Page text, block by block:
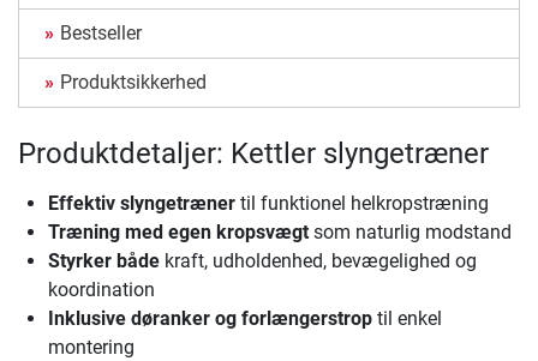
Bestseller
Produktsikkerhed
Produktdetaljer: Kettler slyngetræner
Effektiv slyngetræner til funktionel helkropstræning
Træning med egen kropsvægt som naturlig modstand
Styrker både kraft, udholdenhed, bevægelighed og
koordination
Inklusive døranker og forlængerstrop til enkel
montering